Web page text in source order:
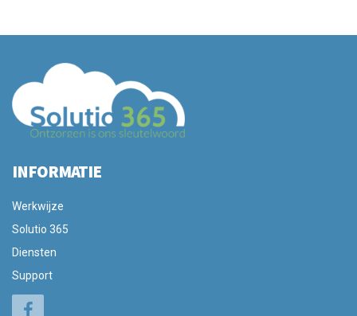
INFORMATIE
Werkwijze
Solutio 365
Diensten
Support